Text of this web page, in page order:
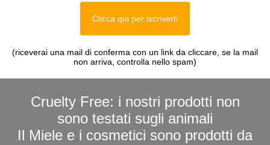
Clicca qui per iscriverti
(riceverai una mail di conferma con un link da cliccare, se la mail
non arriva, controlla nello spam)
Cruelty Free: i nostri prodotti non
sono testati sugli animali
Il Miele e i cosmetici sono prodotti da